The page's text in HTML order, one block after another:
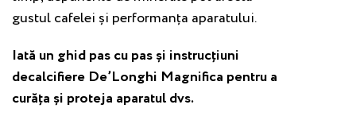
gustul cafelei și performanța aparatului.
Iată un ghid pas cu pas și instrucțiuni
decalcifiere De’Longhi Magnifica pentru a
curăța și proteja aparatul dvs.